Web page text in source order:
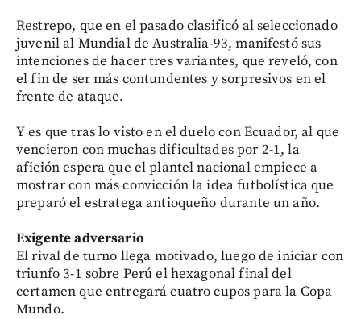
Restrepo, que en el pasado clasificó al seleccionado
juvenil al Mundial de Australia-93, manifestó sus
intenciones de hacer tres variantes, que reveló, con
el fin de ser más contundentes y sorpresivos en el
frente de ataque.
Y es que tras lo visto en el duelo con Ecuador, al que
vencieron con muchas dificultades por 2-1, la
afición espera que el plantel nacional empiece a
mostrar con más convicción la idea futbolística que
preparó el estratega antioqueño durante un año.
Exigente adversario
El rival de turno llega motivado, luego de iniciar con
triunfo 3-1 sobre Perú el hexagonal final del
certamen que entregará cuatro cupos para la Copa
Mundo.